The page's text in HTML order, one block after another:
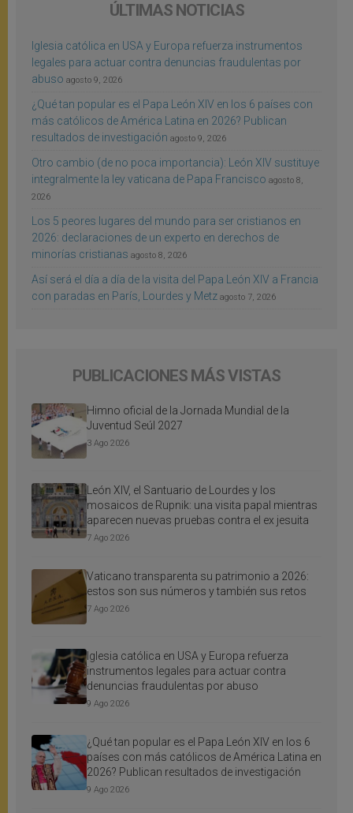
ÚLTIMAS NOTICIAS
Iglesia católica en USA y Europa refuerza instrumentos
legales para actuar contra denuncias fraudulentas por
abuso agosto 9, 2026
¿Qué tan popular es el Papa León XIV en los 6 países con
más católicos de América Latina en 2026? Publican
resultados de investigación agosto 9, 2026
Otro cambio (de no poca importancia): León XIV sustituye
integralmente la ley vaticana de Papa Francisco agosto 8,
2026
Los 5 peores lugares del mundo para ser cristianos en
2026: declaraciones de un experto en derechos de
minorías cristianas agosto 8, 2026
Así será el día a día de la visita del Papa León XIV a Francia
con paradas en París, Lourdes y Metz agosto 7, 2026
PUBLICACIONES MÁS VISTAS
Himno oficial de la Jornada Mundial de la
Juventud Seúl 2027
3 Ago 2026
León XIV, el Santuario de Lourdes y los
mosaicos de Rupnik: una visita papal mientras
aparecen nuevas pruebas contra el ex jesuita
7 Ago 2026
Vaticano transparenta su patrimonio a 2026:
estos son sus números y también sus retos
7 Ago 2026
Iglesia católica en USA y Europa refuerza
instrumentos legales para actuar contra
denuncias fraudulentas por abuso
9 Ago 2026
¿Qué tan popular es el Papa León XIV en los 6
países con más católicos de América Latina en
2026? Publican resultados de investigación
9 Ago 2026